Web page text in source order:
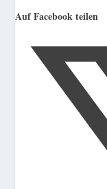
Auf Facebook teilen